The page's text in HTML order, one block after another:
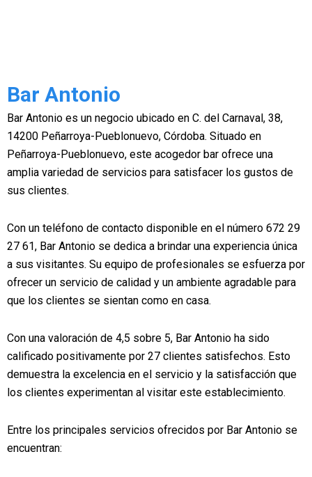
Bar Antonio
Bar Antonio es un negocio ubicado en C. del Carnaval, 38,
14200 Peñarroya-Pueblonuevo, Córdoba. Situado en
Peñarroya-Pueblonuevo, este acogedor bar ofrece una
amplia variedad de servicios para satisfacer los gustos de
sus clientes.
Con un teléfono de contacto disponible en el número 672 29
27 61, Bar Antonio se dedica a brindar una experiencia única
a sus visitantes. Su equipo de profesionales se esfuerza por
ofrecer un servicio de calidad y un ambiente agradable para
que los clientes se sientan como en casa.
Con una valoración de 4,5 sobre 5, Bar Antonio ha sido
calificado positivamente por 27 clientes satisfechos. Esto
demuestra la excelencia en el servicio y la satisfacción que
los clientes experimentan al visitar este establecimiento.
Entre los principales servicios ofrecidos por Bar Antonio se
encuentran: